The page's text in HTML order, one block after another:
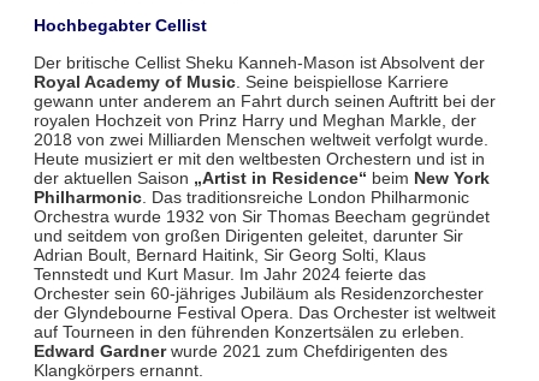
Hochbegabter Cellist
Der britische Cellist Sheku Kanneh-Mason ist Absolvent der
Royal Academy of Music. Seine beispiellose Karriere
gewann unter anderem an Fahrt durch seinen Auftritt bei der
royalen Hochzeit von Prinz Harry und Meghan Markle, der
2018 von zwei Milliarden Menschen weltweit verfolgt wurde.
Heute musiziert er mit den weltbesten Orchestern und ist in
der aktuellen Saison „Artist in Residence“ beim New York
Philharmonic. Das traditionsreiche London Philharmonic
Orchestra wurde 1932 von Sir Thomas Beecham gegründet
und seitdem von großen Dirigenten geleitet, darunter Sir
Adrian Boult, Bernard Haitink, Sir Georg Solti, Klaus
Tennstedt und Kurt Masur. Im Jahr 2024 feierte das
Orchester sein 60-jähriges Jubiläum als Residenzorchester
der Glyndebourne Festival Opera. Das Orchester ist weltweit
auf Tourneen in den führenden Konzertsälen zu erleben.
Edward Gardnerwurde 2021 zum Chefdirigenten des
Klangkörpers ernannt.